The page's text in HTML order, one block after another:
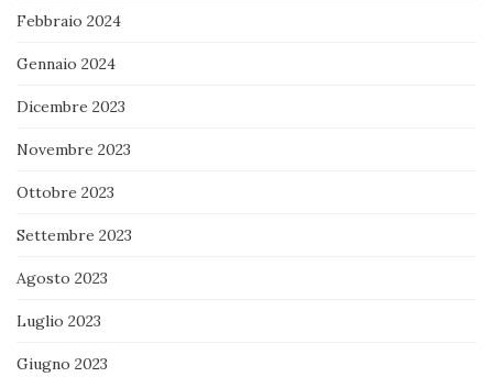
Febbraio 2024
Gennaio 2024
Dicembre 2023
Novembre 2023
Ottobre 2023
Settembre 2023
Agosto 2023
Luglio 2023
Giugno 2023